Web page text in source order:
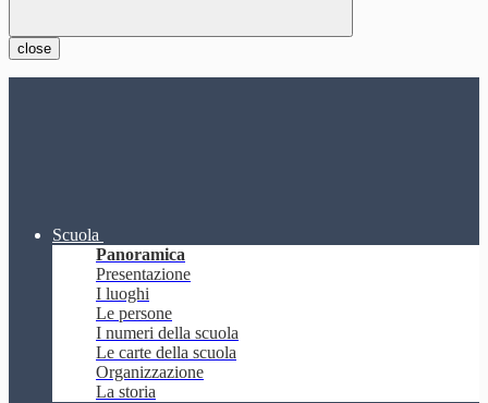
close
Scuola
Panoramica
Presentazione
I luoghi
Le persone
I numeri della scuola
Le carte della scuola
Organizzazione
La storia